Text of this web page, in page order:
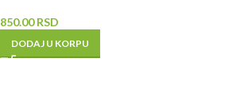
850.00RSD
DODAJ U KORPU